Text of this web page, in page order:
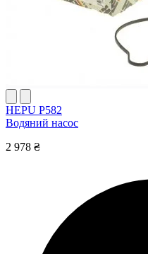
HEPU P582
Водяний насос
2 978 ₴